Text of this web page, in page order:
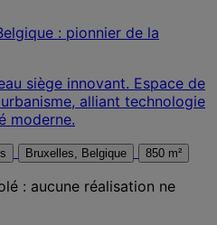
: pionnier de la
siège innovant. Espace de
alliant technologie
moderne.
Bruxelles, Belgique 850 m²
: aucune réalisation ne